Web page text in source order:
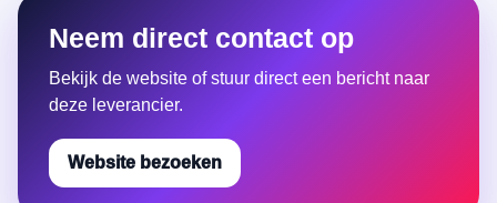
Neem direct contact op
Bekijk de website of stuur direct een bericht naar
deze leverancier.
Website bezoeken